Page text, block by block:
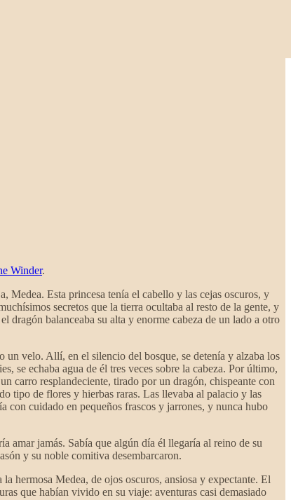
Winder.
Medea. Esta princesa tenía el cabello y las cejas oscuros, y
secretos que la tierra ocultaba al resto de la gente, y
dragón balanceaba su alta y enorme cabeza de un lado a otro
un velo. Allí, en el silencio del bosque, se detenía y alzaba los
se echaba agua de él tres veces sobre la cabeza. Por último,
carro resplandeciente, tirado por un dragón, chispeante con
tipo de flores y hierbas raras. Las llevaba al palacio y las
con cuidado en pequeños frascos y jarrones, y nunca hubo
amar jamás. Sabía que algún día él llegaría al reino de su
y su noble comitiva desembarcaron.
hermosa Medea, de ojos oscuros, ansiosa y expectante. El
que habían vivido en su viaje: aventuras casi demasiado